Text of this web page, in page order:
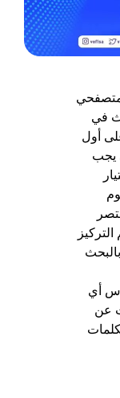
متصفحي
في
أول
يجب
أي
عن